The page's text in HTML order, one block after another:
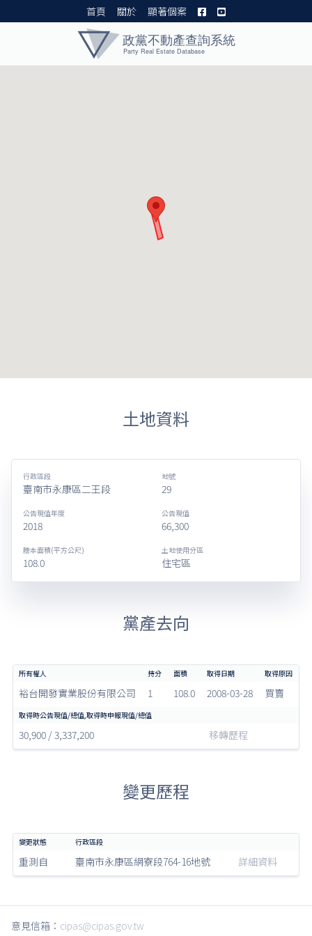
首頁 關於 顯著個案
土地資料
行政區段
臺南市永康區二王段
地號
29
公告現值年度
2018
公告現值
66,300
謄本面積(平方公尺)
108.0
土地使用分區
住宅區
黨產去向
裕台開發實業股份有限公司 1 108.0 2008-03-28 買賣
30,900 / 3,337,200 移轉歷程
變更歷程
重測自 臺南市永康區網寮段764-16地號 詳細資料
意見信箱： cipas@cipas.gov.tw